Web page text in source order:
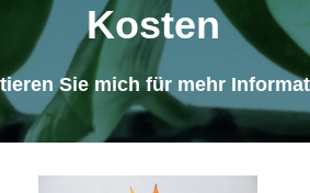
Kosten
Sie mich für mehr